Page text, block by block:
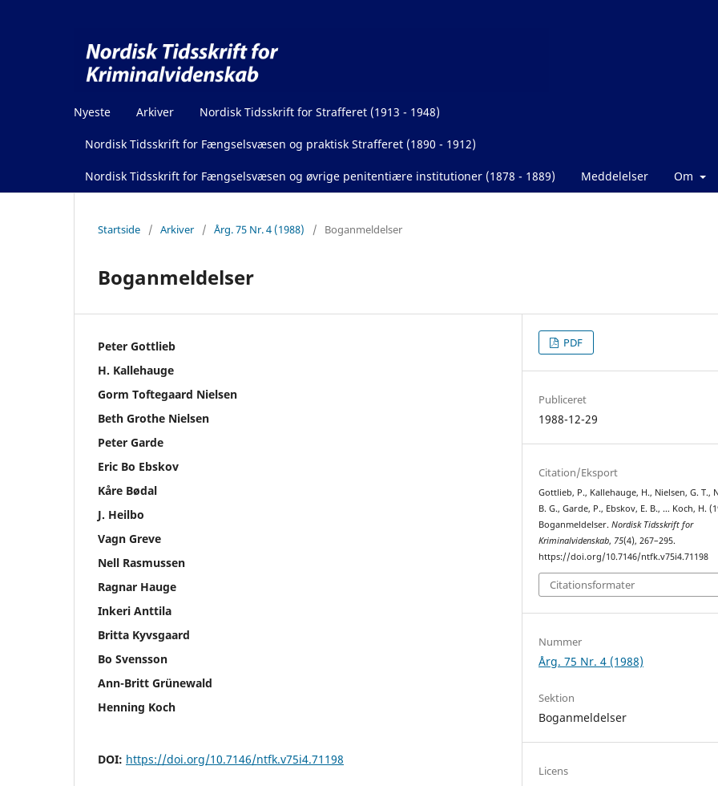
Nyeste Arkiver Nordisk Tidsskrift for Strafferet (1913 - 1948)
Nordisk Tidsskrift for Fængselsvæsen og praktisk Strafferet (1890 - 1912)
Nordisk Tidsskrift for Fængselsvæsen og øvrige penitentiære institutioner (1878 - 1889) Meddelelser Om
Startside / Arkiver / Årg. 75 Nr. 4 (1988) / Boganmeldelser
Boganmeldelser
Peter Gottlieb
H. Kallehauge
Gorm Toftegaard Nielsen
Beth Grothe Nielsen
Peter Garde
Eric Bo Ebskov
Kåre Bødal
J. Heilbo
Vagn Greve
Nell Rasmussen
Ragnar Hauge
Inkeri Anttila
Britta Kyvsgaard
Bo Svensson
Ann-Britt Grünewald
Henning Koch
DOI: https://doi.org/10.7146/ntfk.v75i4.71198
PDF
Publiceret
1988-12-29
Citation/Eksport
Gottlieb, P., Kallehauge, H., Nielsen, G. T.,
B. G., Garde, P., Ebskov, E. B., … Koch, H.
Boganmeldelser.Nordisk Tidsskrift for
Kriminalvidenskab, 75(4), 267–295.
https://doi.org/10.7146/ntfk.v75i4.71198
Citationsformater
Nummer
Årg. 75 Nr. 4 (1988)
Sektion
Boganmeldelser
Licens